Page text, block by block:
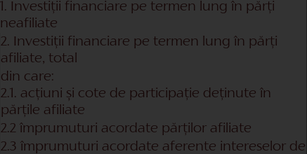
1. Investiții financiare pe termen lung în părți
neafiliate
2. Investiții financiare pe termen lung în părți
afiliate, total
din care:
2.1. acțiuni și cote de participație deținute în
părțile afiliate
2.2 împrumuturi acordate părților afiliate
2.3 împrumuturi acordate aferente intereselor de